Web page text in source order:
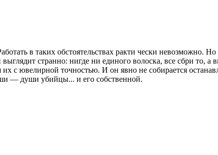
в таких обстоятельствах ракти чески невозможно. Но
странно: нигде ни единого волоска, все сбри то, а
ювелирной точностью. И он явно не собирается
— души убийцы... и его собственной.